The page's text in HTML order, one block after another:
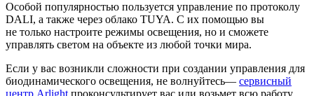
Особой популярностью пользуется управление по протоколу
DALI, а также через облако TUYA. С их помощью вы
не только настроите режимы освещения, но и сможете
управлять светом на объекте из любой точки мира.
Если у вас возникли сложности при создании управления для
биодинамического освещения, не волнуйтесь— сервисный